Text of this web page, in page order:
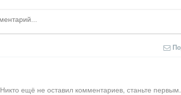
Никто ещё не оставил комментариев, станьте первым.